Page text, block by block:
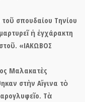
τοῦ σπουδαίου Τηνίου
ἡ ἐγχάρακτη
«ΙΑΚΩΒΟΣ
Μαλακατὲς
στὴν Αἴγινα τὸ
Τὰ